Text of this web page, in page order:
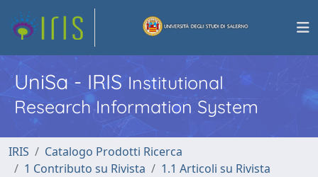
UniSa - IRISInstitutional
Research Information System
IRIS
Catalogo Prodotti Ricerca
1 Contributo su Rivista
1.1 Articoli su Rivista